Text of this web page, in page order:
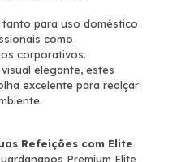
tanto para uso doméstico
como
corporativos.
elegante, estes
excelente para realçar
Refeições com Elite
Premium Elite